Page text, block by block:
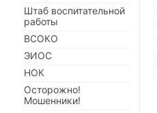
Штаб воспитательной
работы
ВСОКО
ЭИОС
НОК
Осторожно!
Мошенники!